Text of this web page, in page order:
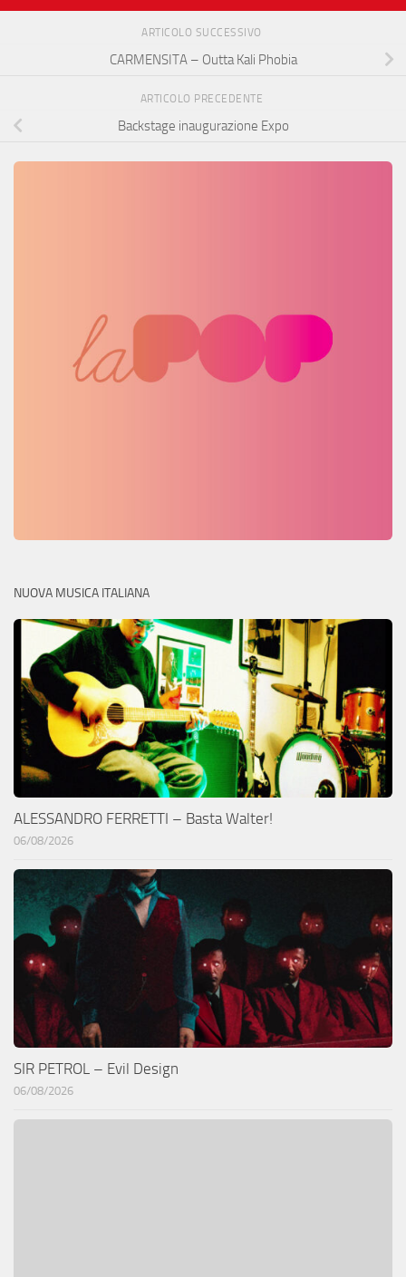
ARTICOLO SUCCESSIVO
CARMENSITA – Outta Kali Phobia
ARTICOLO PRECEDENTE
Backstage inaugurazione Expo
NUOVA MUSICA ITALIANA
ALESSANDRO FERRETTI – Basta Walter!
06/08/2026
SIR PETROL – Evil Design
06/08/2026